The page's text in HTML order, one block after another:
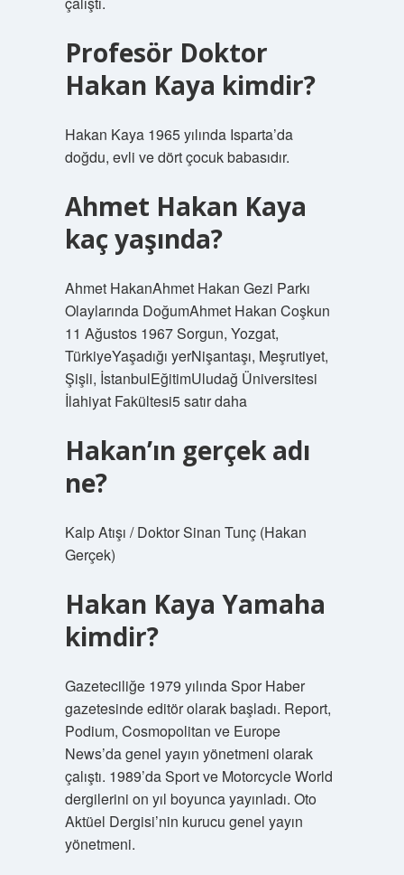
Profesör Doktor
Hakan Kaya kimdir?
Hakan Kaya 1965 yılında Isparta’da
doğdu, evli ve dört çocuk babasıdır.
Ahmet Hakan Kaya
kaç yaşında?
Ahmet HakanAhmet Hakan Gezi Parkı
Olaylarında DoğumAhmet Hakan Coşkun
11 Ağustos 1967 Sorgun, Yozgat,
TürkiyeYaşadığı yerNişantaşı, Meşrutiyet,
Şişli, İstanbulEğitimUludağ Üniversitesi
İlahiyat Fakültesi5 satır daha
Hakan’ın gerçek adı
ne?
Kalp Atışı / Doktor Sinan Tunç (Hakan
Gerçek)
Hakan Kaya Yamaha
kimdir?
Gazeteciliğe 1979 yılında Spor Haber
gazetesinde editör olarak başladı. Report,
Podium, Cosmopolitan ve Europe
News’da genel yayın yönetmeni olarak
çalıştı. 1989’da Sport ve Motorcycle World
dergilerini on yıl boyunca yayınladı. Oto
Aktüel Dergisi’nin kurucu genel yayın
yönetmeni.